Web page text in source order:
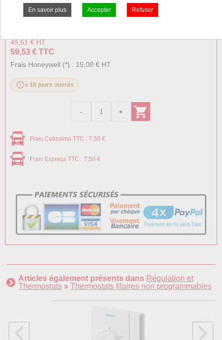
49,61 € HT
59,53 € TTC
Frais Honeywell (*) : 15,00 € HT
± 16 jours ouvrés
Frais Colissimo TTC : 7,50 €
Frais Express TTC : 7,50 €
Articles également présents dans Régulation et
Thermostats »Thermostats filaires non programmables